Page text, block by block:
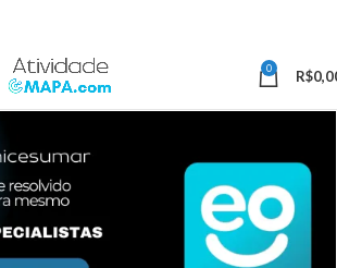
0 R$